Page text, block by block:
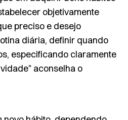
objetivamente
preciso e desejo
diária, definir quando
especificando claramente
aconselha o